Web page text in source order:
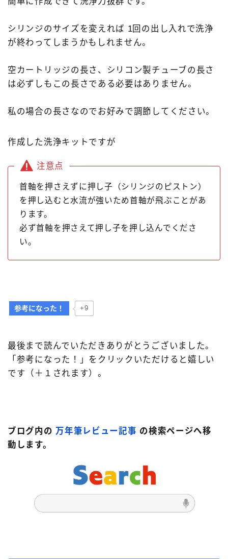
シリンジのサイズを変えれば 1回の出し入れで洗浄
が終わってしまうかもしれません。
空カートリッジの長さ、シリコン製チューブの長さ
は必ずしもこの長さである必要はありません。
私の場合の長さなのでお好みで調節してください。
作成した洗浄キットですが
注意点
首軸を押さえずに押し子（シリンジのピストン）
を押し込むと水流が強いため首軸が飛ぶことがあ
ります。
必ず首軸を押さえて押し子を押し込んでくださ
い。
参考になった！ +9
最後まで読んでいただきありがとうございました。
「参考になった！」をクリックいただけると嬉しい
です（＋１されます）。
ブログ内の 万年筆レビュー記事 の検索ページへ移
動します。